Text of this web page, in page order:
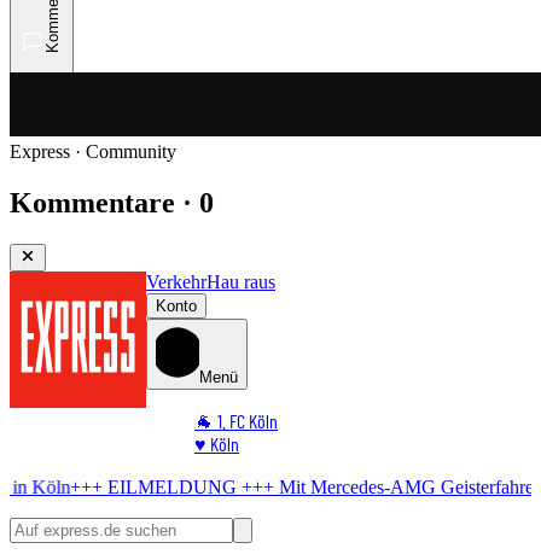
Express · Community
Kommentare · 0
VerkehrHau raus
Konto
Menü
🐐 1. FC Köln
♥️ Köln
🏆 Sport
+++Mit Mercedes-AMGGeisterfahrer am Rhein –